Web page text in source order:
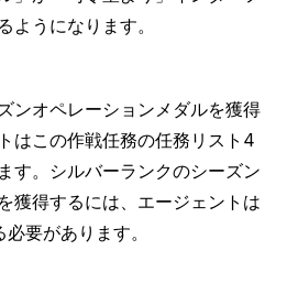
ようになります。
ンオペレーションメダルを獲得
はこの作戦任務の任務リスト4
す。シルバーランクのシーズン
獲得するには、エージェントは
要があります。